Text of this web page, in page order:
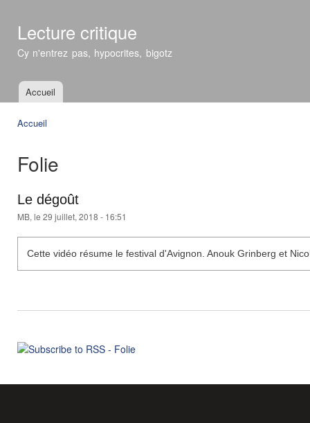
Lecture critique
Cy n'entrez pas, hypocrites, bigotz
Menu principal
Accueil
Accueil
Folie
Le dégoût
MB, le 29 juillet, 2018 - 16:51
Cette vidéo résume le festival d'Avignon. Anouk Grinberg et